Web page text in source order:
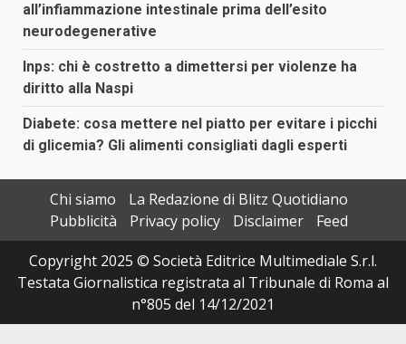
all’infiammazione intestinale prima dell’esito
neurodegenerative
Inps: chi è costretto a dimettersi per violenze ha
diritto alla Naspi
Diabete: cosa mettere nel piatto per evitare i picchi
di glicemia? Gli alimenti consigliati dagli esperti
Chi siamo
La Redazione di Blitz Quotidiano
Pubblicità
Privacy policy Disclaimer
Feed
Copyright 2025 © Società Editrice Multimediale S.r.l.
Testata Giornalistica registrata al Tribunale di Roma al
n°805 del 14/12/2021